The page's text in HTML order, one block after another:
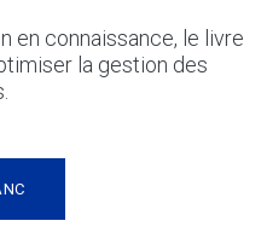
en connaissance, le livre
la gestion des